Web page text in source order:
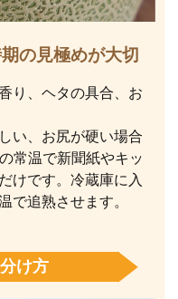
の見極めが大切
り、ヘタの具合、お
い、お尻が硬い場合
常温で新聞紙やキッ
けです。冷蔵庫に入
で追熟させます。
け方